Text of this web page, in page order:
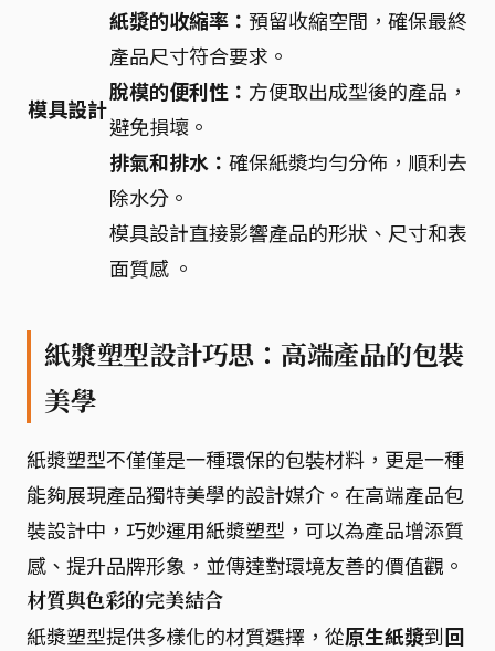
模具設計
紙漿的收縮率： 預留收縮空間，確保最終
產品尺寸符合要求。
脫模的便利性： 方便取出成型後的產品，
避免損壞。
排氣和排水： 確保紙漿均勻分佈，順利去
除水分。
模具設計直接影響產品的形狀、尺寸和表
面質感 。
紙漿塑型設計巧思：高端產品的包裝
美學
紙漿塑型不僅僅是一種環保的包裝材料，更是一種
能夠展現產品獨特美學的設計媒介。在高端產品包
裝設計中，巧妙運用紙漿塑型，可以為產品增添質
感、提升品牌形象，並傳達對環境友善的價值觀。
材質與色彩的完美結合
紙漿塑型提供多樣化的材質選擇，從原生紙漿到回